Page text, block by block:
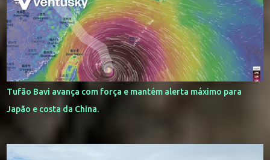
Tufão Bavi avança com força e mantém alerta máximo para
Japão e costa da China.